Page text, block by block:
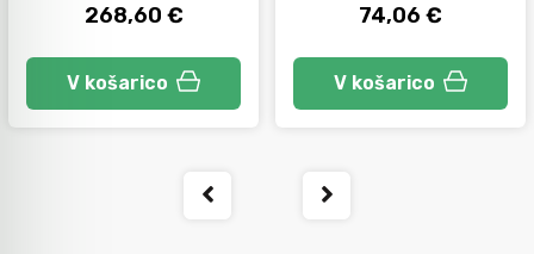
268,60 €
V košarico
74,06 €
V košarico